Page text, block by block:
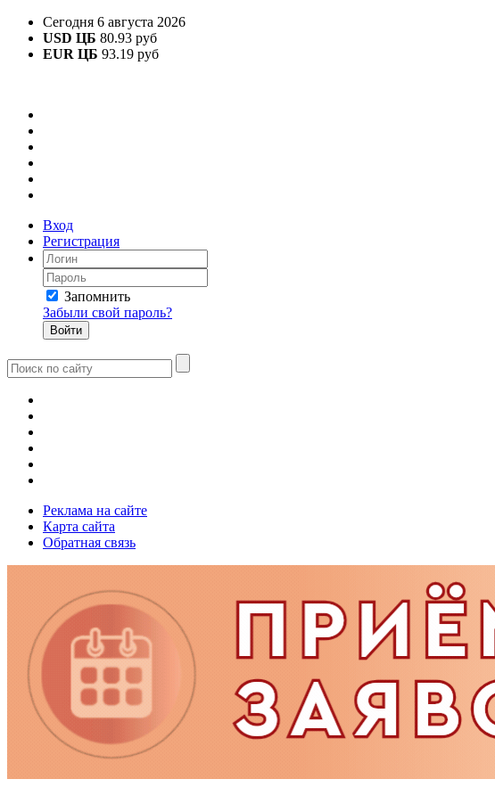
Сегодня 6 августа 2026
USD ЦБ 80.93 руб
EUR ЦБ 93.19 руб
Вход
Регистрация
Запомнить
Забыли свой пароль?
Реклама на сайте
Карта сайта
Обратная связь